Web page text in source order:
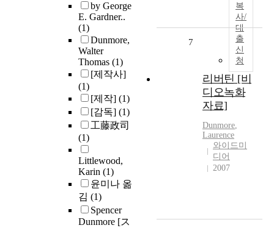
by George
E. Gardner..
(1)
Dunmore,
Walter
Thomas (1)
[제작사]
(1)
[제작] (1)
[감독] (1)
工藤政司
(1)
Littlewood,
Karin (1)
윤미나 옮
김 (1)
Spencer
Dunmore [ス
복
사/
대
출
신
청
7
리버틴 [비
디오녹화
자료]
Dunmore,
Laurence
와이드미
디어
2007